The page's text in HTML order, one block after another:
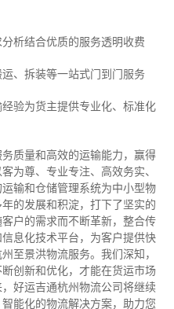
析结合优质的服务透明收费
、拆装等一站式门到门服务
验为货主提供专业化、标准化
质量和高效的运输能力，赢得
为尊、专业专注、高效务实、
输和仓储管理系统为中小型物
的发展和积淀，打下了坚实的
户的需求而不断革新，整合传
息化技术平台，为客户提供快
至景洪物流服务。 我们深知，
创新和优化，才能在货运市场
，好运吉通杭州物流公司将继续
能化的物流解决方案，助力您